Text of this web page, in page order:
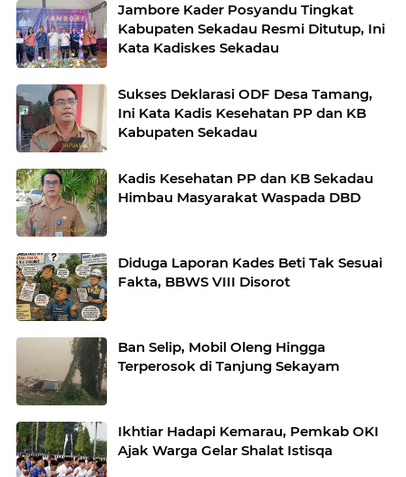
Jambore Kader Posyandu Tingkat
Kabupaten Sekadau Resmi Ditutup, Ini
Kata Kadiskes Sekadau
Sukses Deklarasi ODF Desa Tamang,
Ini Kata Kadis Kesehatan PP dan KB
Kabupaten Sekadau
Kadis Kesehatan PP dan KB Sekadau
Himbau Masyarakat Waspada DBD
Diduga Laporan Kades Beti Tak Sesuai
Fakta, BBWS VIII Disorot
Ban Selip, Mobil Oleng Hingga
Terperosok di Tanjung Sekayam
Ikhtiar Hadapi Kemarau, Pemkab OKI
Ajak Warga Gelar Shalat Istisqa